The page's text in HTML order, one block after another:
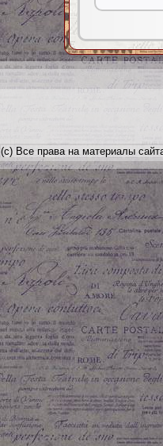
(с) Все права на материалы